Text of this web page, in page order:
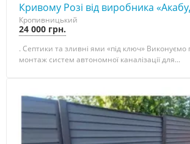
Кривому Розі від виробника
Кропивницький
24 000 грн.
. Септики та зливні ями «під ключ» Виконуємо
монтаж систем автономної каналізації для...